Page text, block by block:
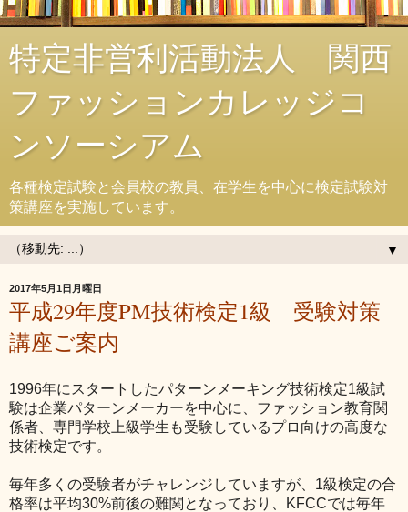
特定非営利活動法人 関西
ファッションカレッジコ
ンソーシアム
各種検定試験と会員校の教員、在学生を中心に検定試験対
策講座を実施しています。
▼
2017年5月1日月曜日
平成29年度PM技術検定1級 受験対策
講座ご案内
1996年にスタートしたパターンメーキング技術検定1級試
験は企業パターンメーカーを中心に、ファッション教育関
係者、専門学校上級学生も受験しているプロ向けの高度な
技術検定です。
毎年多くの受験者がチャレンジしていますが、1級検定の合
格率は平均30%前後の難関となっており、KFCCでは毎年